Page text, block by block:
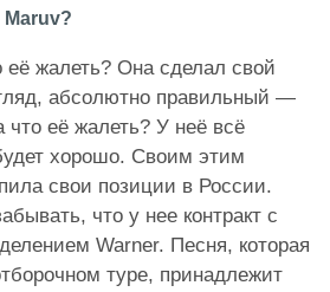
Maruv?
её жалеть? Она сделал свой
абсолютно правильный —
что её жалеть? У неё всё
хорошо. Своим этим
свои позиции в России.
что у нее контракт с
Warner. Песня, которая
туре, принадлежит